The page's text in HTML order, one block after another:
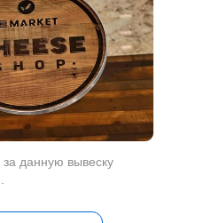
за данную вывеску